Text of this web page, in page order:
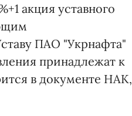
акция уставного
ПАО "Укрнафта"
принадлежат к
в документе НАК,